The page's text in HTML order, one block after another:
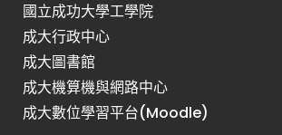
國立成功大學工學院
成大行政中心
成大圖書館
成大機算機與網路中心
成大數位學習平台(Moodle)